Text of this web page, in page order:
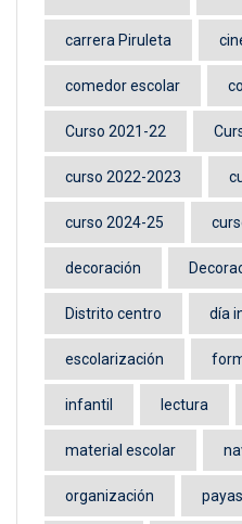
carrera Piruleta
comedor escolar
Curso 2021-22
curso 2022-2023
curso 2024-25
decoración
Distrito centro día
escolarización
infantil lectura
material escolar
organización